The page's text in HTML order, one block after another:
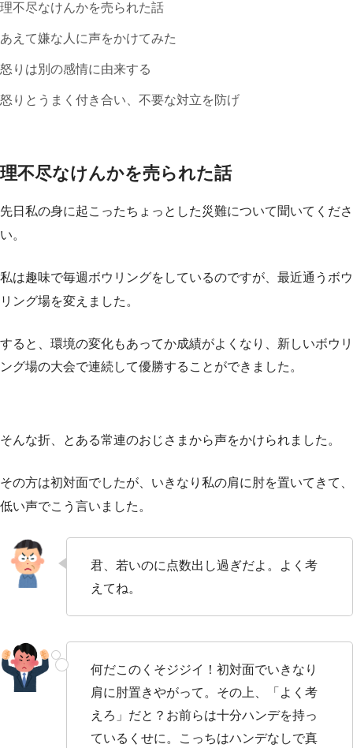
理不尽なけんかを売られた話
あえて嫌な人に声をかけてみた
怒りは別の感情に由来する
怒りとうまく付き合い、不要な対立を防げ
理不尽なけんかを売られた話
先日私の身に起こったちょっとした災難について聞いてくださ
い。
私は趣味で毎週ボウリングをしているのですが、最近通うボウ
リング場を変えました。
すると、環境の変化もあってか成績がよくなり、新しいボウリ
ング場の大会で連続して優勝することができました。
そんな折、とある常連のおじさまから声をかけられました。
その方は初対面でしたが、いきなり私の肩に肘を置いてきて、
低い声でこう言いました。
君、若いのに点数出し過ぎだよ。よく考
えてね。
何だこのくそジジイ！初対面でいきなり
肩に肘置きやがって。その上、「よく考
えろ」だと？お前らは十分ハンデを持っ
ているくせに。こっちはハンデなしで真